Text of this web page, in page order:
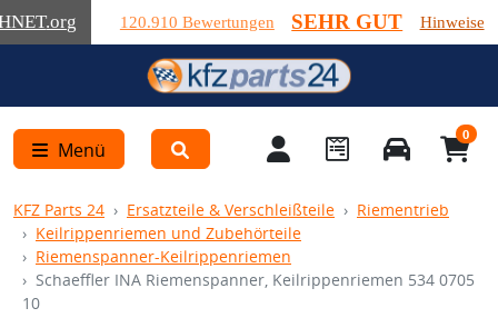
.org 120.910 Bewertungen SEHR GUT Hinweise
Menü
0
KFZ Parts 24 Ersatzteile & Verschleißteile
Riementrieb
Keilrippenriemen und Zubehörteile
Riemenspanner-Keilrippenriemen
Schaeffler INA Riemenspanner, Keilrippenriemen 534 0705
10